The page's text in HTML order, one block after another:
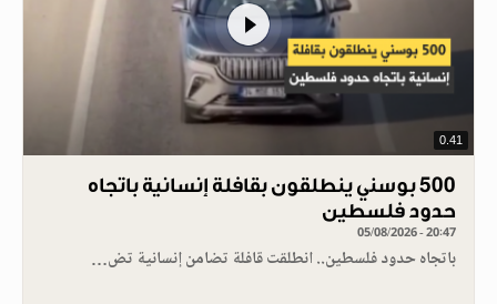
0.41
500 بوسني ينطلقون بقافلة إنسانية باتجاه
حدود فلسطين
05/08/2026 - 20:47
باتجاه حدود فلسطين.. انطلقت قافلة تضامن إنسانية تض…